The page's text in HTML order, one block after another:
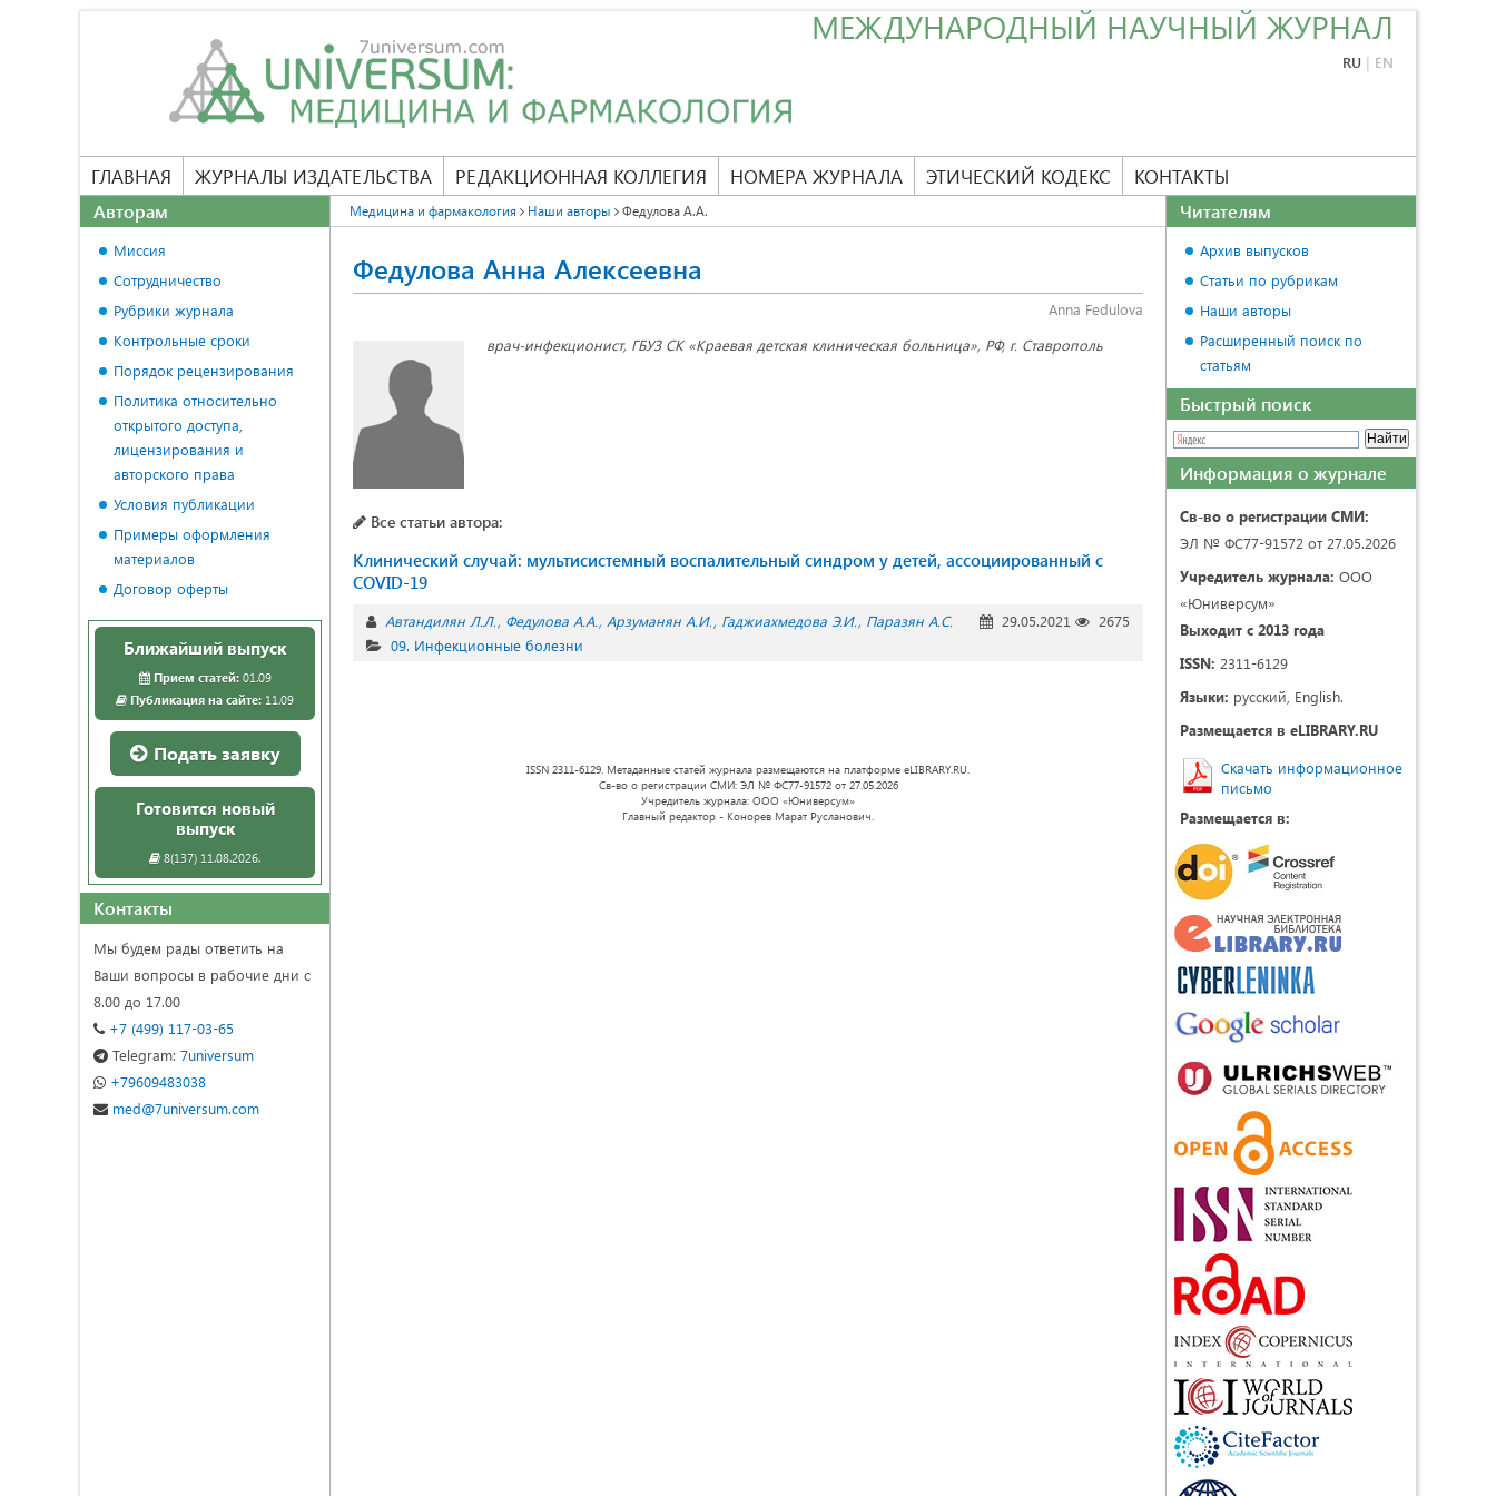
МЕЖДУНАРОДНЫЙ НАУЧНЫЙ ЖУРНАЛ
RU | EN
ГЛАВНАЯ ЖУРНАЛЫ ИЗДАТЕЛЬСТВА РЕДАКЦИОННАЯ КОЛЛЕГИЯ НОМЕРА ЖУРНАЛА ЭТИЧЕСКИЙ КОДЕКС КОНТАКТЫ
Медицина и фармакология Наши авторы Федулова А.А.
Федулова Анна Алексеевна
Anna Fedulova
врач-инфекционист, ГБУЗ СК «Краевая детская клиническая больница», РФ, г. Ставрополь
Все статьи автора:
Клинический случай: мультисистемный воспалительный синдром у детей, ассоциированный с
COVID-19
Автандилян Л.Л. Федулова А.А. Арзуманян А.И. Гаджиахмедова Э.И. Паразян А.С. 29.05.2021
2675
09. Инфекционные болезни
ISSN 2311-6129. Метаданные статей журнала размещаются на платформе eLIBRARY.RU.
Св-во о регистрации СМИ: ЭЛ № ФС77-91572 от 27.05.2026
Учредитель журнала: ООО «Юниверсум»
Главный редактор - Конорев Марат Русланович.
Авторам
Миссия
Сотрудничество
Рубрики журнала
Контрольные сроки
Порядок рецензирования
Политика относительно
открытого доступа,
лицензирования и
авторского права
Условия публикации
Примеры оформления
материалов
Договор оферты
Ближайший выпуск
Прием статей:01.09
Публикация на сайте: 11.09
Подать заявку
Готовится новый
выпуск
8(137) 11.08.2026.
Контакты
Мы будем рады ответить на
Ваши вопросы в рабочие дни с
8.00 до 17.00
+7 (499) 117-03-65
Telegram: 7universum
+79609483038
med@7universum.com
Читателям
Архив выпусков
Статьи по рубрикам
Наши авторы
Расширенный поиск по
статьям
Быстрый поиск
Информация о журнале
Св-во о регистрации СМИ:
ЭЛ № ФС77-91572 от 27.05.2026
Учредитель журнала: ООО
«Юниверсум»
Выходит с 2013 года
ISSN: 2311-6129
Языки: русский, English.
Размещается в eLIBRARY.RU
Скачать информационное
письмо
Размещается в: